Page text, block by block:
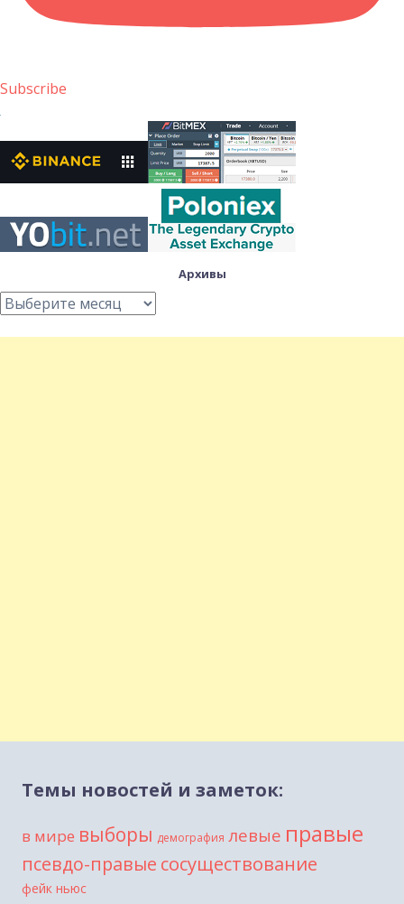
Subscribe
Архивы
Архивы
Темы новостей и заметок:
в мире выборы демография левые правые
псевдо-правые сосуществование
фейк ньюс